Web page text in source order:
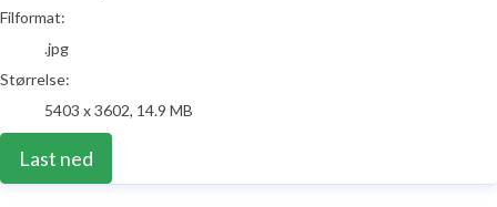
Filformat:
.jpg
Størrelse:
5403 x 3602, 14.9 MB
Last ned